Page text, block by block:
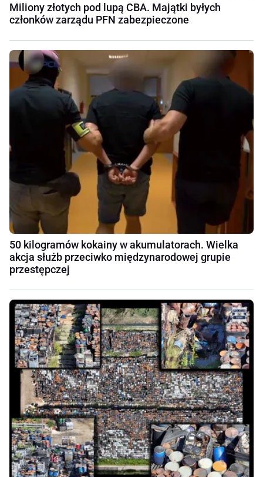
Miliony złotych pod lupą CBA. Majątki byłych
członków zarządu PFN zabezpieczone
50 kilogramów kokainy w akumulatorach. Wielka
akcja służb przeciwko międzynarodowej grupie
przestępczej